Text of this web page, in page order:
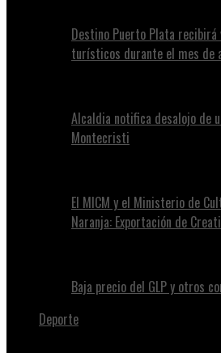
Destino Puerto Plata
turísticos durante el mes de
Alcaldia notifica desalojo de
Montecristi
El MICM y el Ministerio de
Naranja: Exportación de
Baja precio del GLP y otros
Deporte